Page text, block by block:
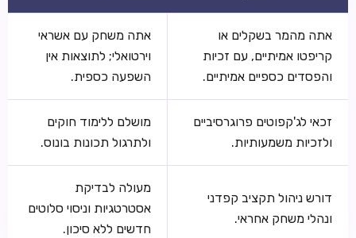
אתה מהמר בשקלים או
קריפטו אמיתיים, עם זכיות
והפסדים כספיים אמיתיים.
אתה משחק עם אשראי
וירטואלי; לתוצאות אין
השפעה כספית.
זכאי לג'קפוטים פרוגרסיביים
ולזכיות משמעותיות.
מושלם ללימוד חוקים
ולתרגול תכונות בונוס.
דורש ניהול תקציב קפדני
ונהלי משחק אחראי.
מעולה לבדיקת
אסטרטגיות וניסוי סלוטים
חדשים ללא סיכון.